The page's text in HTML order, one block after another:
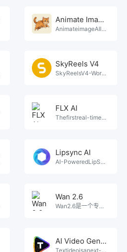
Animate Image AI
AnimateimageAIletsyouanimateanimageonline。
SkyReels V4
SkyReelsV4-World's#1AIVideoModel.Createst。
FLX AI
Thefirstreal-timeAIvideogenerationmodelbyL。
Lipsync AI
AI-PoweredLipSynchronizationPlatform。
Wan 2.6
Wan2.6是一个专注于利用AI生成多镜头短视频故事的在线工具，它让用户能通过文字、图片或参考视。
AI Video Generator
Textideoisanext-generationAIvideocreationpl。